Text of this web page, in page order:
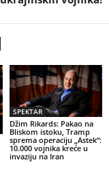
SPEKTAR
Džim Rikards: Pakao na
Bliskom istoku, Tramp
sprema operaciju „Astek“:
10.000 vojnika kreće u
invaziju na Iran